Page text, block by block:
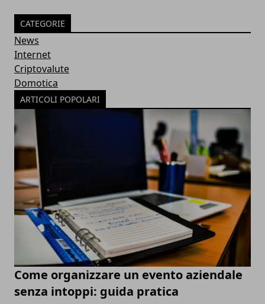
CATEGORIE
News
Internet
Criptovalute
Domotica
ARTICOLI POPOLARI
Come organizzare un evento aziendale
senza intoppi: guida pratica